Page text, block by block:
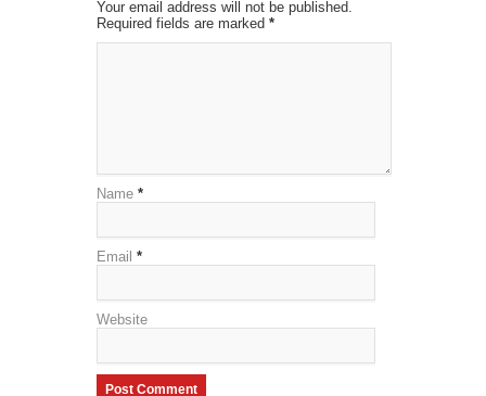
Your email address will not be published.
Required fields are marked *
Name *
Email *
Website